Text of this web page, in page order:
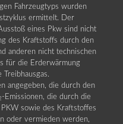
Fahrzeugtyps wurden
ermittelt. Der
eines Pkw sind nicht
des Kraftstoffs durch den
anderen nicht technischen
für die Erderwärmung
angegeben, die durch den
-Emissionen, die durch die
sowie des Kraftstoffes
oder vermieden werden,